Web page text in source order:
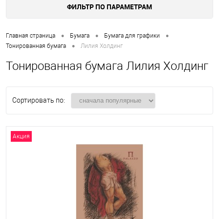
ФИЛЬТР ПО ПАРАМЕТРАМ
Главная страница • Бумага • Бумага для графики •
Тонированная бумага • Лилия Холдинг
Тонированная бумага Лилия Холдинг
Сортировать по:
Акция